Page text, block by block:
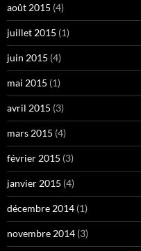
août 2015 (4)
juillet 2015 (1)
juin 2015 (4)
mai 2015 (1)
avril 2015 (3)
mars 2015 (4)
février 2015 (3)
janvier 2015 (4)
décembre 2014 (1)
novembre 2014 (3)